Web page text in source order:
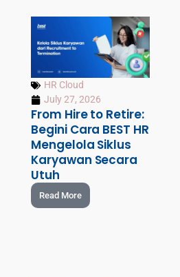
HR Cloud
July 27, 2026
From Hire to Retire:
Begini Cara BEST HR
Mengelola Siklus
Karyawan Secara
Utuh
Read More